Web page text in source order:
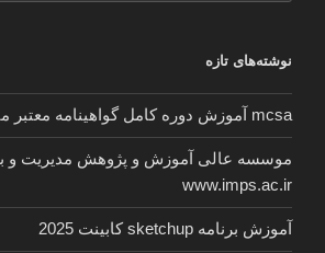
کدام
اند؟”
نوشته‌های تازه
mcsa آموزش دوره کامل گواهینامه معتبر مایکروسافت
موسسه عالی آموزش و پژوهش مدیریت و
www.imps.ac.ir
آموزش برنامه sketchup کابینت 2025